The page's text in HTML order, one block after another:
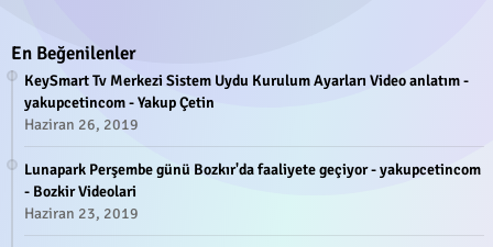
En Beğenilenler
KeySmart Tv Merkezi Sistem Uydu Kurulum Ayarları Video anlatım -
yakupcetincom - Yakup Çetin
Haziran 26, 2019
Lunapark Perşembe günü Bozkır'da faaliyete geçiyor - yakupcetincom
- Bozkir Videolari
Haziran 23, 2019